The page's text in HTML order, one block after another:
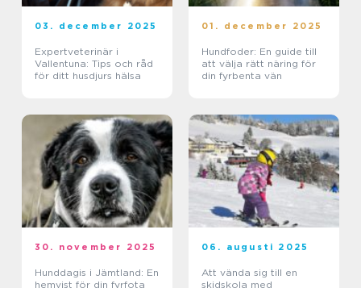
03. december 2025
Expertveterinär i
Vallentuna: Tips och råd
för ditt husdjurs hälsa
01. december 2025
Hundfoder: En guide till
att välja rätt näring för
din fyrbenta vän
30. november 2025
Hunddagis i Jämtland: En
hemvist för din fyrfota
06. augusti 2025
Att vända sig till en
skidskola med